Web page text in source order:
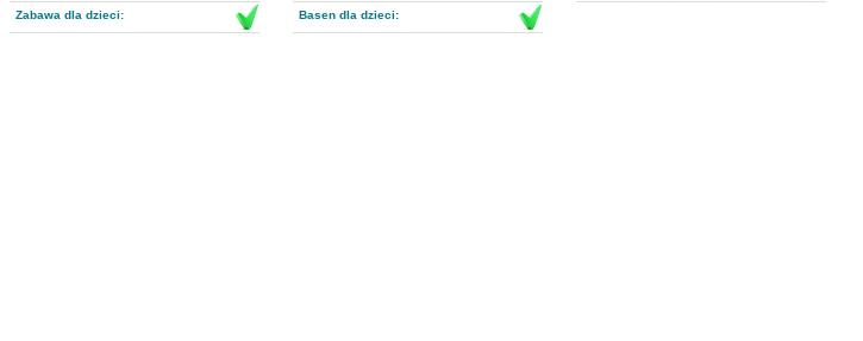
Zabawa dla dzieci: Basen dla dzieci: